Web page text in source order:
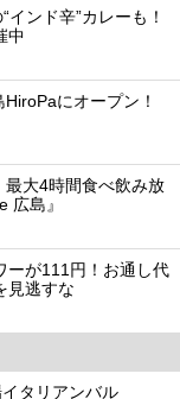
ンド辛”カレーも！
中
にオープン！
大4時間食べ飲み放
広島』
ーが111円！お通し代
見逃すな
タリアンバル